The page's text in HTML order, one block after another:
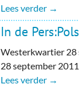
Lees verder →
In de
Westerkwartier 28
28 september 2011
Lees verder →